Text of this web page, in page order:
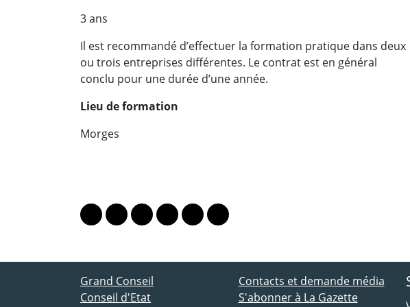
3 ans
Il est recommandé d’effectuer la formation pratique dans deux
ou trois entreprises différentes. Le contrat est en général
conclu pour une durée d’une année.
Lieu de formation
Morges
Lien vers le profil Mastodon
Lien vers le profil Bluesky
Lien vers le profil Instagram
Lien vers le profil Linkedin
Lien vers le profil Facebook
Lien vers le profil Twitter
ACCÈS DIRECT
Grand Conseil
Conseil d'Etat
Contacts et demande média
S'abonner à La Gazette